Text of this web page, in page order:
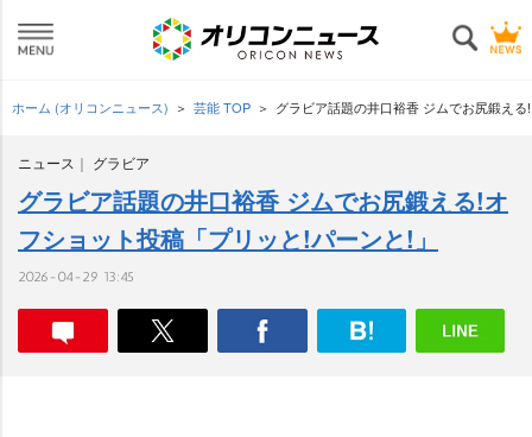
ホーム (オリコンニュース) 芸能 TOP グラビア話題の井口裕香 ジムでお尻鍛え
ニュース グラビア
グラビア話題の井口裕香 ジムでお尻鍛える!オ
フショット投稿「プリッと!パーンと!」
2026-04-29 13:45